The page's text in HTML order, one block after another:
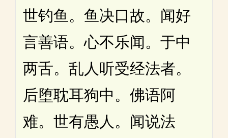
世钓鱼。鱼决口故。闻好
言善语。心不乐闻。于中
两舌。乱人听受经法者。
后堕耽耳狗中。佛语阿
难。世有愚人。闻说法